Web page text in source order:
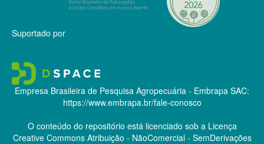
Suportado por
Empresa Brasileira de Pesquisa Agropecuária - Embrapa SAC:
https://www.embrapa.br/fale-conosco
O conteúdo do repositório está licenciado sob a Licença
Creative CommonsAtribuição - NãoComercial - SemDerivações